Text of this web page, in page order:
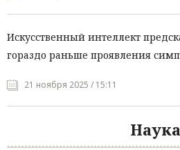
Искусственный интеллект
гораздо раньше проявления
21 ноября 2025 / 15:11
Наука